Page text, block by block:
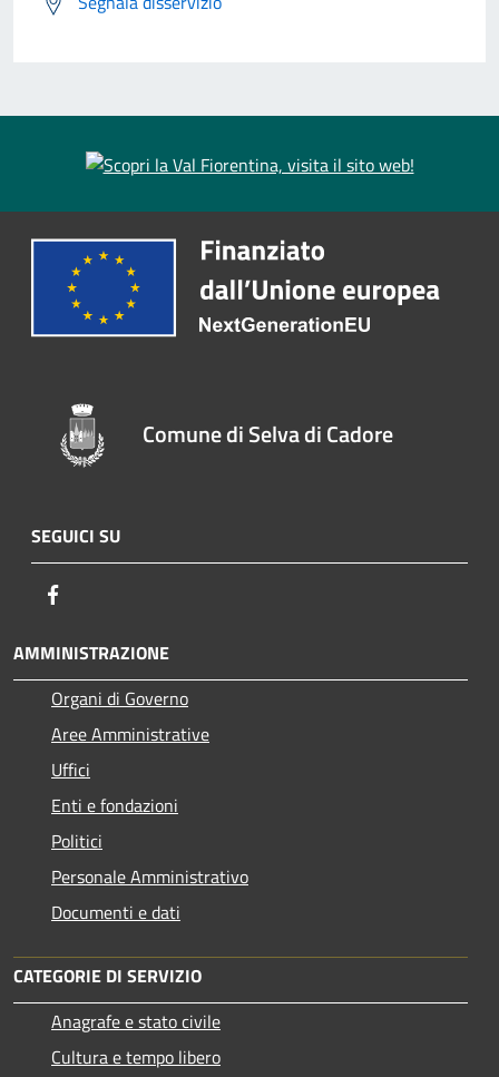
Comune di Selva di Cadore
SEGUICI SU
AMMINISTRAZIONE
Organi di Governo
Aree Amministrative
Uffici
Enti e fondazioni
Politici
Personale Amministrativo
Documenti e dati
CATEGORIE DI SERVIZIO
Anagrafe e stato civile
Cultura e tempo libero